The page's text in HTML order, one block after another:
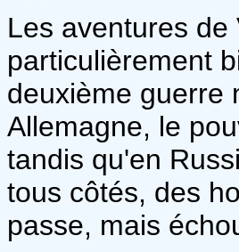
Les aventures
particulièrement
deuxième guerre
Allemagne, le
tandis qu'en
tous côtés, des
passe, mais